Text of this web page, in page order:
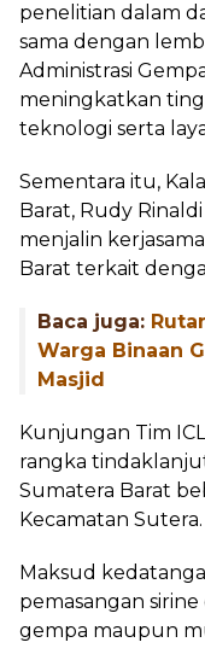
penelitian dalam
sama dengan
Administrasi
meningkatkan
teknologi serta
Sementara itu,
Barat, Rudy
menjalin
Barat terkait
Baca juga:
Warga Binaan
Masjid
Kunjungan Tim
rangka
Sumatera Barat
Kecamatan Sutera.
Maksud
pemasangan
gempa maupun